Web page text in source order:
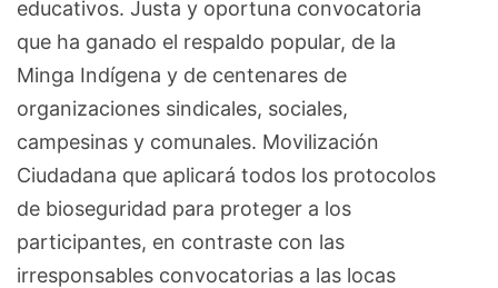
educativos. Justa y oportuna convocatoria
que ha ganado el respaldo popular, de la
Minga Indígena y de centenares de
organizaciones sindicales, sociales,
campesinas y comunales. Movilización
Ciudadana que aplicará todos los protocolos
de bioseguridad para proteger a los
participantes, en contraste con las
irresponsables convocatorias a las locas